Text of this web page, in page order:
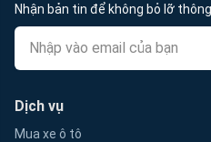
Nhận bản tin để không bỏ lỡ
Dịch vụ
Mua xe ô tô